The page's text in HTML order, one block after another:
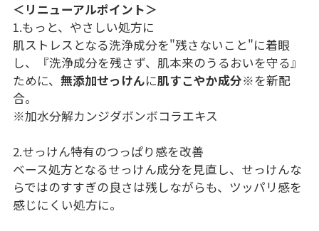
＜リニューアルポイント＞
1.もっと、やさしい処方に
肌ストレスとなる洗浄成分を"残さないこと"に着眼
し、『洗浄成分を残さず、肌本来のうるおいを守る』
ために、 無添加せっけんに肌すこやか成分※を新配
合。
※加水分解カンジダボンボコラエキス
2.せっけん特有のつっぱり感を改善
ベース処方となるせっけん成分を見直し、せっけんな
らではのすすぎの良さは残しながらも、ツッパリ感を
感じにくい処方に。